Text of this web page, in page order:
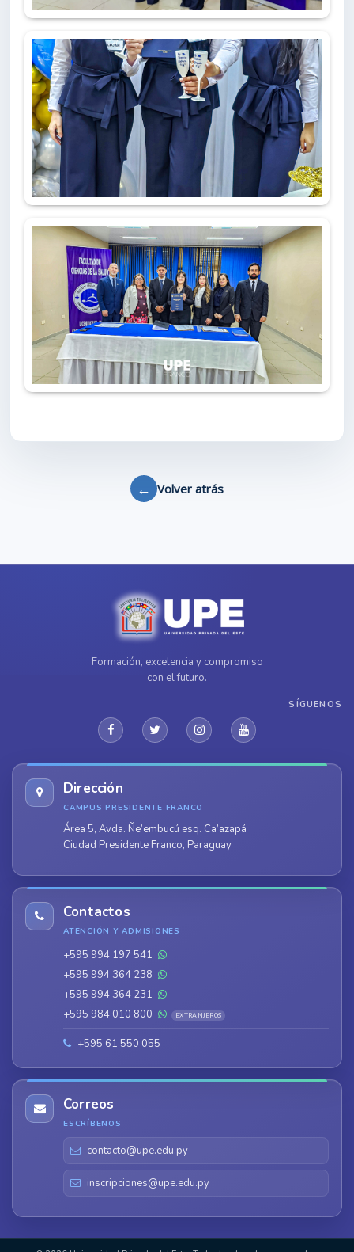
← Volver atrás
Formación, excelencia y compromiso
con el futuro.
SÍGUENOS
Dirección
CAMPUS PRESIDENTE FRANCO
Área 5, Avda. Ñe’embucú esq. Ca’azapá
Ciudad Presidente Franco, Paraguay
Contactos
ATENCIÓN Y ADMISIONES
+595 994 197 541
+595 994 364 238
+595 994 364 231
+595 984 010 800
EXTRANJEROS
+595 61 550 055
Correos
ESCRÍBENOS
contacto@upe.edu.py
inscripciones@upe.edu.py